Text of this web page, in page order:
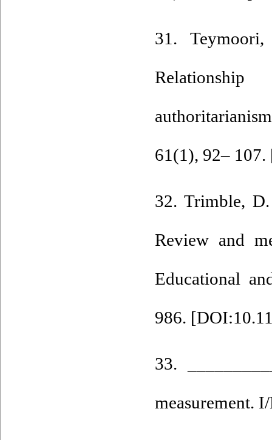
31.
61(1), 92– 107.
32. Trimble,
Review and
Educational
986. [
33.
measurement.